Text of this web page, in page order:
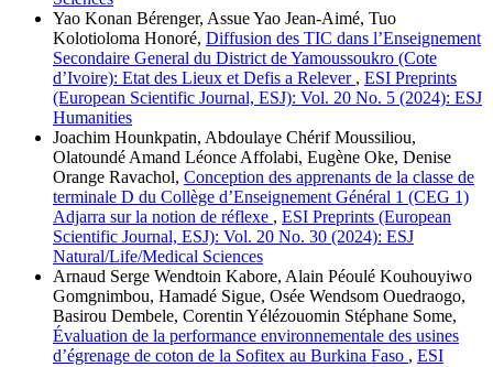
Yao Konan Bérenger, Assue Yao Jean-Aimé, Tuo
Kolotioloma Honoré, Diffusion des TIC dans l’Enseignement
Secondaire General du District de Yamoussoukro (Cote
d’Ivoire): Etat des Lieux et Defis a Relever , ESI Preprints
(European Scientific Journal, ESJ): Vol. 20 No. 5 (2024): ESJ
Humanities
Joachim Hounkpatin, Abdoulaye Chérif Moussiliou,
Olatoundé Amand Léonce Affolabi, Eugène Oke, Denise
Orange Ravachol, Conception des apprenants de la classe de
terminale D du Collège d’Enseignement Général 1 (CEG 1)
Adjarra sur la notion de réflexe , ESI Preprints (European
Scientific Journal, ESJ): Vol. 20 No. 30 (2024): ESJ
Natural/Life/Medical Sciences
Arnaud Serge Wendtoin Kabore, Alain Péoulé Kouhouyiwo
Gomgnimbou, Hamadé Sigue, Osée Wendsom Ouedraogo,
Basirou Dembele, Corentin Yélézouomin Stéphane Some,
Évaluation de la performance environnementale des usines
d’égrenage de coton de la Sofitex au Burkina Faso , ESI